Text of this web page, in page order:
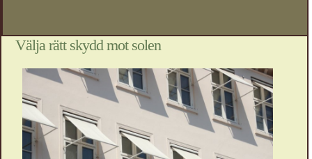
Välja rätt skydd mot solen